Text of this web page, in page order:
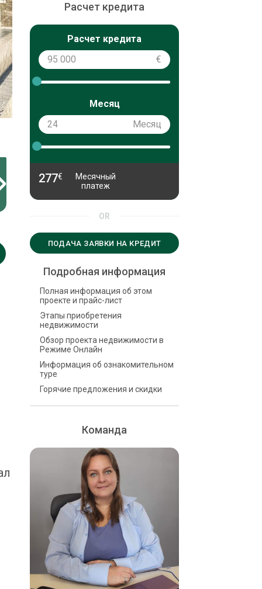
Расчет кредита
Расчет кредита
€
Месяц
Месяц
277€
Месячный
платеж
OR
ПОДАЧА ЗАЯВКИ НА КРЕДИТ
Подробная информация
Полная информация об этом
проекте и прайс-лист
Этапы приобретения
недвижимости
Обзор проекта недвижимости в
Режиме Онлайн
Информация об ознакомительном
туре
Горячие предложения и скидки
Команда